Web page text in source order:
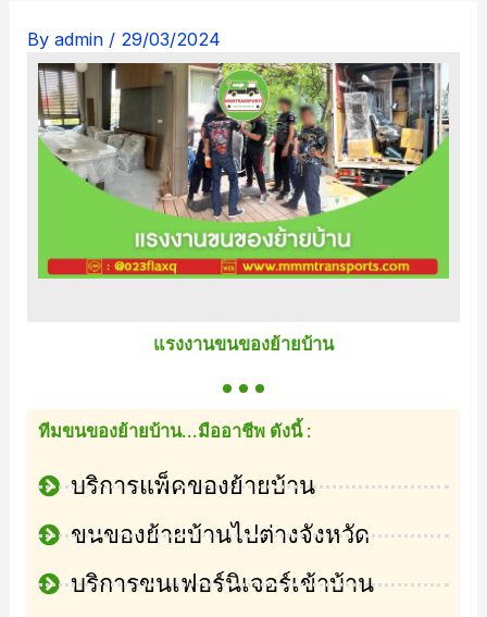
Byadmin / 29/03/2024
แรงงานขนของย้ายบ้าน
ทีมขนของย้ายบ้าน...มืออาชีพ ดังนี้ :
บริการแพ็คของย้ายบ้าน
ขนของย้ายบ้านไปต่างจังหวัด
บริการขนเฟอร์นิเจอร์เข้าบ้าน